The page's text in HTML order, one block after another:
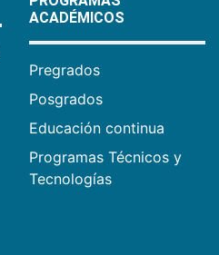
ACADÉMICOS
Pregrados
Posgrados
Educación continua
Programas Técnicos y
Tecnologías